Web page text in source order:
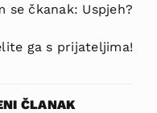
se čkanak: Uspjeh?
ga s prijateljima!
ČLANAK